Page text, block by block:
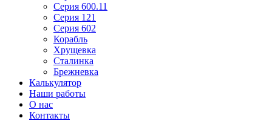
Серия 600.11
Серия 121
Серия 602
Корабль
Хрущевка
Сталинка
Брежневка
Калькулятор
Наши работы
О нас
Контакты